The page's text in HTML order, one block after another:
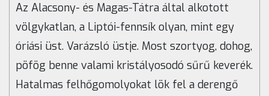
Az Alacsony- és Magas-Tátra által alkotott
völgykatlan, a Liptói-fennsík olyan, mint egy
óriási üst. Varázsló üstje. Most szortyog, dohog,
pöfög benne valami kristályosodó sűrű keverék.
Hatalmas felhőgomolyokat lök fel a derengő